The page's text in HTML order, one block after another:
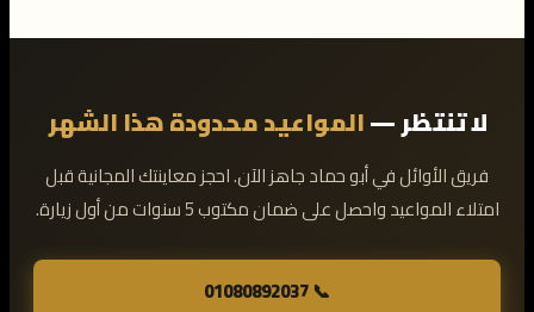
لا تنتظر —المواعيد محدودة هذا الشهر
فريق الأوائل في أبو حماد جاهز الآن. احجز معاينتك المجانية قبل
امتلاء المواعيد واحصل على ضمان مكتوب 5 سنوات من أول زيارة.
📞 01080892037